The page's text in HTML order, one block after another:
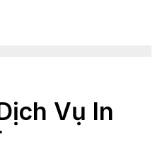
Vụ In